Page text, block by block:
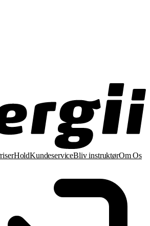
HoldKundeserviceBliv instruktørOm Os